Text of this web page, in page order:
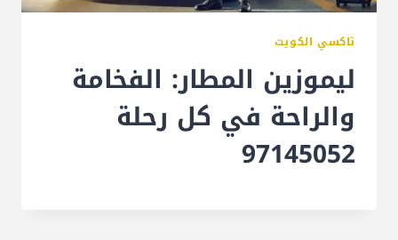
تاكسي الكويت
ليموزين المطار: الفخامة
والراحة في كل رحلة
97145052